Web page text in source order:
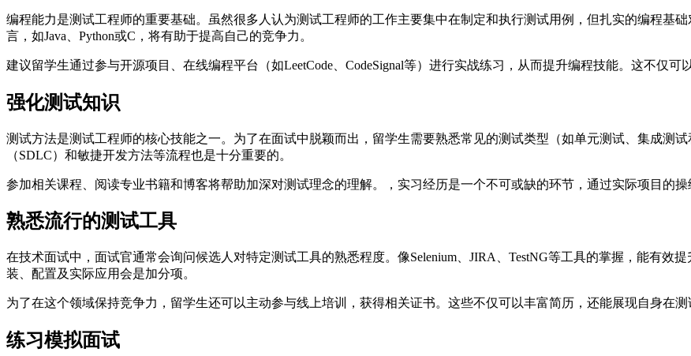
编程能力是测试工程师的重要基础。虽然很多人认为测试工程师的工作主要集中在制定和执行测试用例，但扎实的编程基
言，如Java、Python或C，将有助于提高自己的竞争力。
建议留学生通过参与开源项目、在线编程平台（如LeetCode、CodeSignal等）进行实战练习，从而提升编程技能。这不仅
强化测试知识
测试方法是测试工程师的核心技能之一。为了在面试中脱颖而出，留学生需要熟悉常见的测试类型（如单元测试、集成测
（SDLC）和敏捷开发方法等流程也是十分重要的。
参加相关课程、阅读专业书籍和博客将帮助加深对测试理念的理解。，实习经历是一个不可或缺的环节，通过实际项目的
熟悉流行的测试工具
在技术面试中，面试官通常会询问候选人对特定测试工具的熟悉程度。像Selenium、JIRA、TestNG等工具的掌握，能有效
装、配置及实际应用会是加分项。
为了在这个领域保持竞争力，留学生还可以主动参与线上培训，获得相关证书。这些不仅可以丰富简历，还能展现自身在测
练习模拟面试